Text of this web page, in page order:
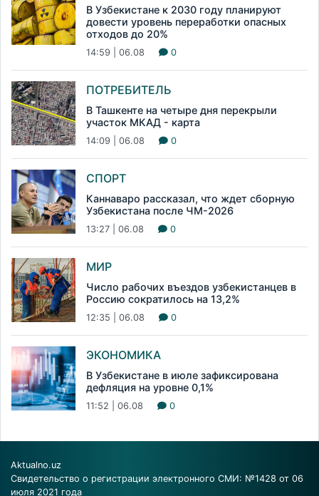
В Узбекистане к 2030 году планируют
довести уровень переработки опасных
отходов до 20%
14:59 | 06.08 0
ПОТРЕБИТЕЛЬ
В Ташкенте на четыре дня перекрыли
участок МКАД - карта
14:09 | 06.08 0
СПОРТ
Каннаваро рассказал, что ждет сборную
Узбекистана после ЧМ-2026
13:27 | 06.08 0
МИР
Число рабочих въездов узбекистанцев в
Россию сократилось на 13,2%
12:35 | 06.08 0
ЭКОНОМИКА
В Узбекистане в июле зафиксирована
дефляция на уровне 0,1%
11:52 | 06.08 0
Aktualno.uz
Свидетельство о регистрации электронного СМИ: №1428 от 06
июля 2021 года